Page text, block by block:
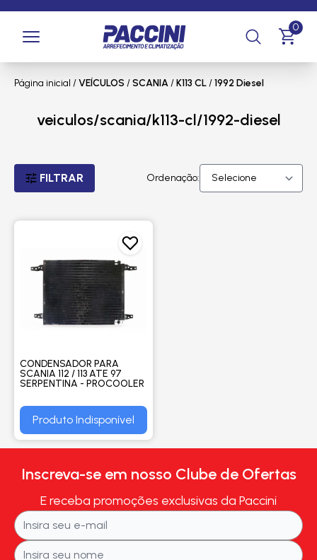
0
Página inicial /VEÍCULOS /SCANIA/K113 CL/1992 Diesel
veiculos/scania/k113-cl/1992-diesel
FILTRAR Ordenação:
CONDENSADOR PARA
SCANIA 112 / 113 ATE 97
SERPENTINA - PROCOOLER
Produto Indisponível
Inscreva-se em nosso Clube de Ofertas
E receba promoções exclusivas da Paccini